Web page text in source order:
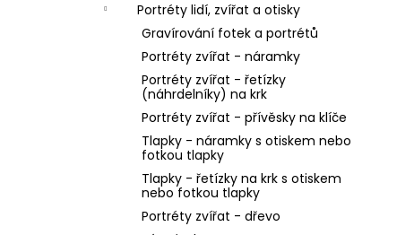
Portréty lidí, zvířat a otisky
Gravírování fotek a portrétů
Portréty zvířat - náramky
Portréty zvířat - řetízky
(náhrdelníky) na krk
Portréty zvířat - přívěsky na klíče
Tlapky - náramky s otiskem nebo
fotkou tlapky
Tlapky - řetízky na krk s otiskem
nebo fotkou tlapky
Portréty zvířat - dřevo